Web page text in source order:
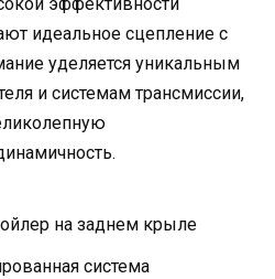
идеальное сцепление с
уделяется уникальным
и системам трансмиссии,
на заднем крыле
система